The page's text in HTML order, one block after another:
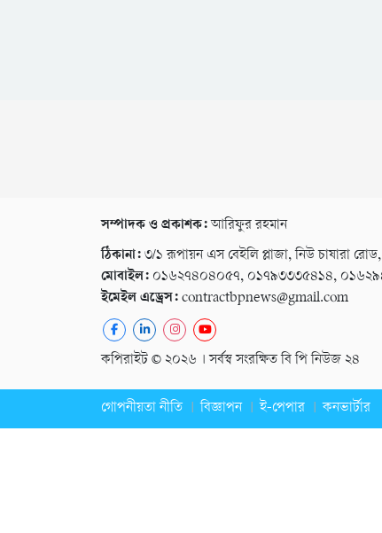
সম্পাদক ও প্রকাশক:আরিফুর রহমান
ঠিকানা: ৩/১ রূপায়ন এস বেইলি প্লাজা, নিউ চাষারা রোড,
মোবাইল: ০১৬২৭৪০৪০৫৭, ০১৭৯৩৩৩৫৪১৪,
ইমেইল এড্রেস: contractbpnews@gmail.com
কপিরাইট © ২০২৬ । সর্বস্ব সংরক্ষিত বি পি নিউজ ২৪
গোপনীয়তা নীতি বিজ্ঞাপন ই-পেপার কনভার্টার